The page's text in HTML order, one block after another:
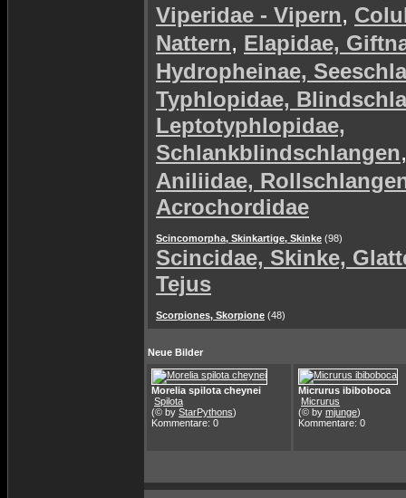
Viperidae - Vipern,
Nattern, Elapidae,
Hydropheinae,
Typhlopidae,
Leptotyphlopidae,
Schlankblindschlangen,
Aniliidae,
Acrochordidae
Scincomorpha, Skinkartige, Skinke (98)
Scincidae, Skinke,
Tejus
Scorpiones, Skorpione (48)
Neue Bilder
Morelia spilota cheynei
Spilota
(© by StarPythons)
Kommentare: 0
Micrurus ibiboboca
Micrurus
(© by mjunge)
Kommentare: 0